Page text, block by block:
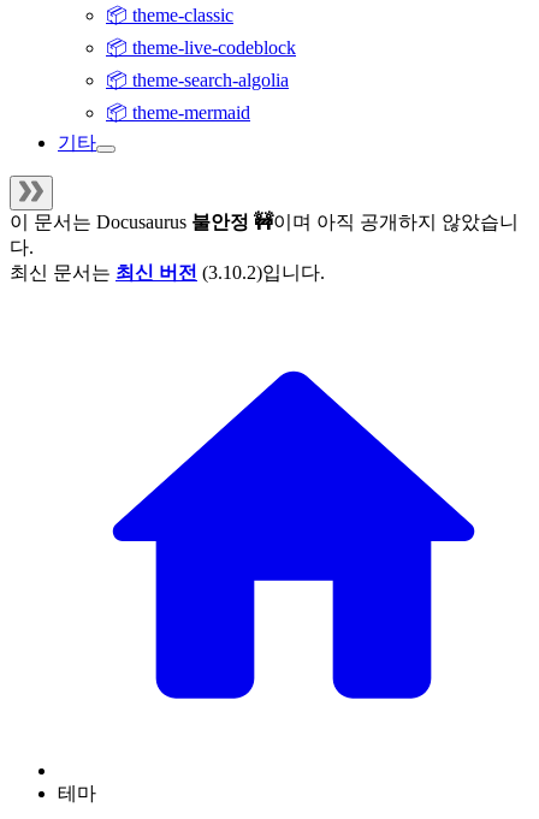
📦 theme-classic
📦 theme-live-codeblock
📦 theme-search-algolia
📦 theme-mermaid
기타
이 문서는 Docusaurus 불안정 🚧이며 아직 공개하지 않았습니
다.
최신 문서는 최신 버전 (3.10.2)입니다.
테마